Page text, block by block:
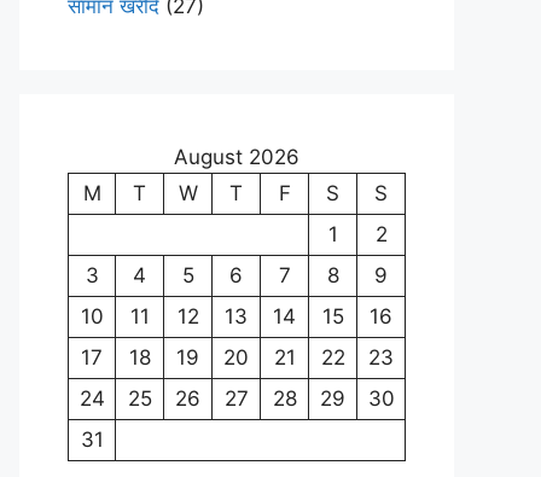
सामान खरीदे (27)
August 2026
M
T W T F S
S
1
2
3
4 5 6 7 8
9
10
11 12 13 14 15
16
17
18 19 20 21 22
23
24
25 26 27 28 29
30
31